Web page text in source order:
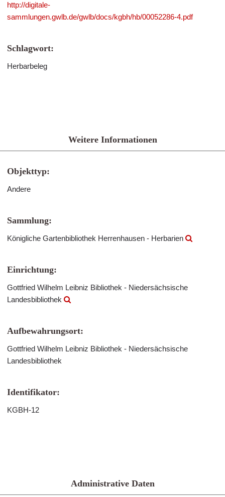
http://digitale-
sammlungen.gwlb.de/gwlb/docs/kgbh/hb/00052286-4.pdf
Schlagwort:
Herbarbeleg
Weitere Informationen
Objekttyp:
Andere
Sammlung:
Königliche Gartenbibliothek Herrenhausen - Herbarien
Einrichtung:
Gottfried Wilhelm Leibniz Bibliothek - Niedersächsische
Landesbibliothek
Aufbewahrungsort:
Gottfried Wilhelm Leibniz Bibliothek - Niedersächsische
Landesbibliothek
Identifikator:
KGBH-12
Administrative Daten